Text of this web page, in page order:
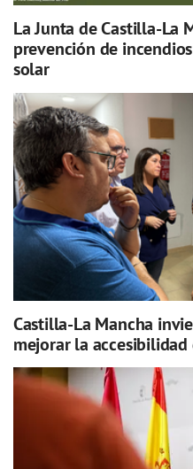
La Junta de Castilla-La
prevención de
solar
Castilla-La Mancha
mejorar la